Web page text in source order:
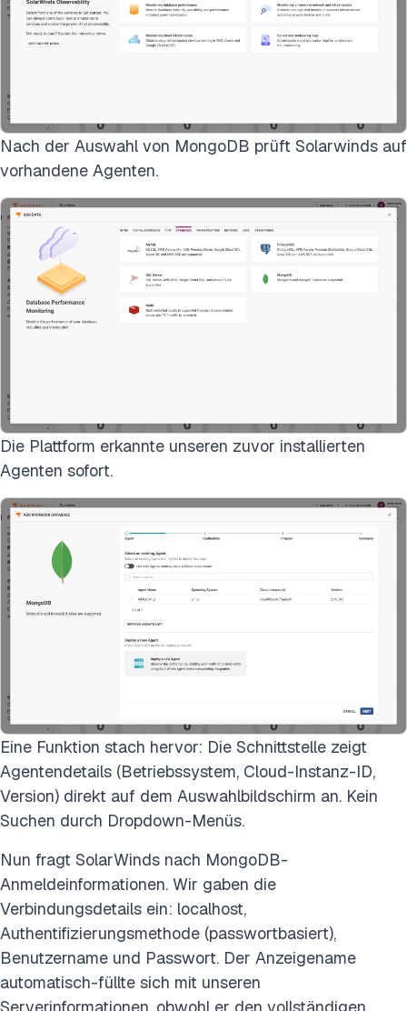
Nach der Auswahl von MongoDB prüft Solarwinds auf
vorhandene Agenten.
Die Plattform erkannte unseren zuvor installierten
Agenten sofort.
Eine Funktion stach hervor: Die Schnittstelle zeigt
Agentendetails (Betriebssystem, Cloud-Instanz-ID,
Version) direkt auf dem Auswahlbildschirm an. Kein
Suchen durch Dropdown-Menüs.
Nun fragt SolarWinds nach MongoDB-
Anmeldeinformationen. Wir gaben die
Verbindungsdetails ein: localhost,
Authentifizierungsmethode (passwortbasiert),
Benutzername und Passwort. Der Anzeigename
automatisch-füllte sich mit unseren
Serverinformationen, obwohl er den vollständigen